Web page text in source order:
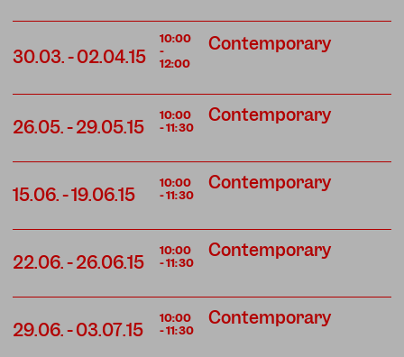
30.03.-02.04.15
10:00
-
12:00
Contemporary
26.05.-29.05.15
10:00
-11:30
Contemporary
15.06.-19.06.15
10:00
-11:30
Contemporary
22.06.-26.06.15
10:00
-11:30
Contemporary
29.06.-03.07.15
10:00
-11:30
Contemporary